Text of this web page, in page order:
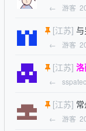
← 游客
[江苏]
← 游客
[江苏]
←
[江苏]
← 游客